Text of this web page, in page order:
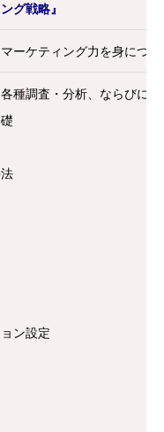
グ戦略』
ーケティング力を身につ
種調査・分析、ならびに
ン設定